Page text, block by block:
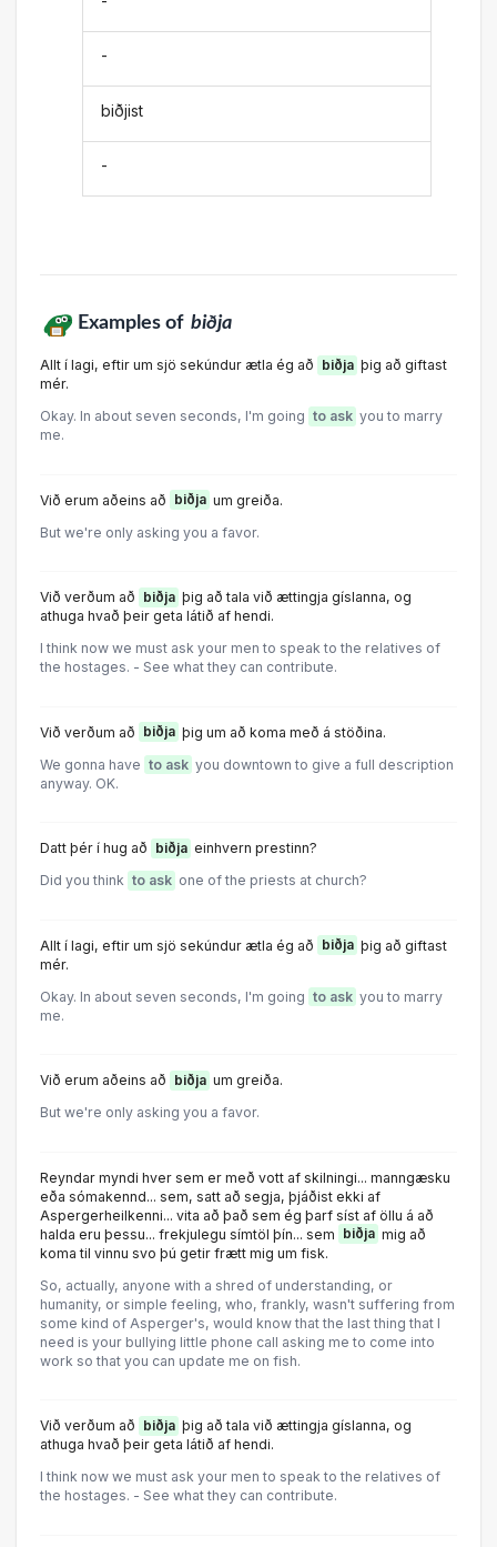
-
biðjist
-
Examples of biðja
Allt í lagi, eftir um sjö sekúndur ætla ég að biðja þig að giftast
mér.
Okay. ln about seven seconds, l'm going to ask you to marry
me.
Við erum aðeins að biðja um greiða.
But we're only asking you a favor.
Við verðum að biðja þig að tala við ættingja gíslanna, og
athuga hvað þeir geta látið af hendi.
I think now we must ask your men to speak to the relatives of
the hostages. - See what they can contribute.
Við verðum að biðja þig um að koma með á stöðina.
We gonna have to ask you downtown to give a full description
anyway. OK.
Datt þér í hug að biðja einhvern prestinn?
Did you think to ask one of the priests at church?
Allt í lagi, eftir um sjö sekúndur ætla ég að biðja þig að giftast
mér.
Okay. ln about seven seconds, l'm going to ask you to marry
me.
Við erum aðeins að biðja um greiða.
But we're only asking you a favor.
Reyndar myndi hver sem er með vott af skilningi... manngæsku
eða sómakennd... sem, satt að segja, þjáðist ekki af
Aspergerheilkenni... vita að það sem ég þarf síst af öllu á að
halda eru þessu... frekjulegu símtöl þín... sem biðja mig að
koma til vinnu svo þú getir frætt mig um fisk.
So, actually, anyone with a shred of understanding, or
humanity, or simple feeling, who, frankly, wasn't suffering from
some kind of Asperger's, would know that the last thing that I
need is your bullying little phone call asking me to come into
work so that you can update me on fish.
Við verðum að biðja þig að tala við ættingja gíslanna, og
athuga hvað þeir geta látið af hendi.
I think now we must ask your men to speak to the relatives of
the hostages. - See what they can contribute.